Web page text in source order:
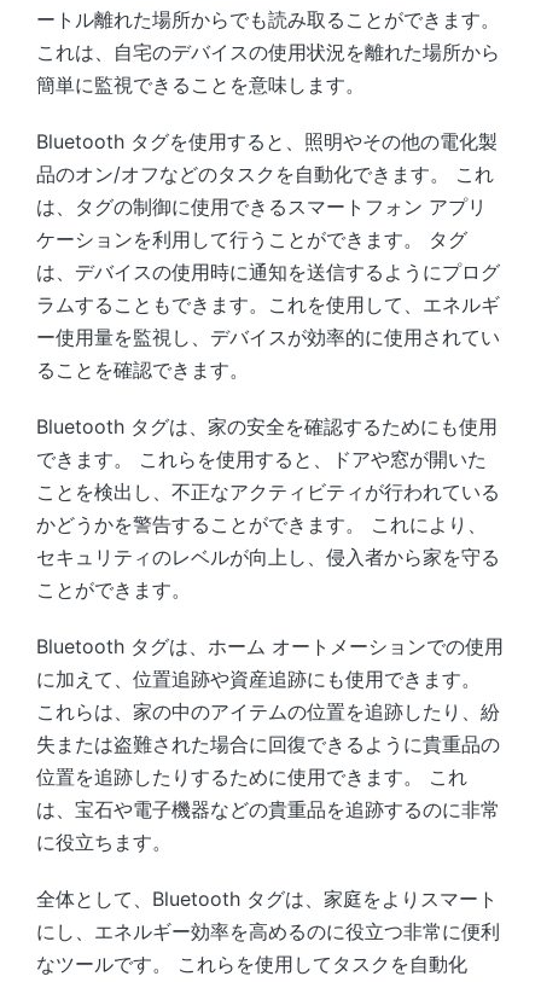
ートル離れた場所からでも読み取ることができます。
これは、自宅のデバイスの使用状況を離れた場所から
簡単に監視できることを意味します。
Bluetooth タグを使用すると、照明やその他の電化製
品のオン/オフなどのタスクを自動化できます。 これ
は、タグの制御に使用できるスマートフォン アプリ
ケーションを利用して行うことができます。 タグ
は、デバイスの使用時に通知を送信するようにプログ
ラムすることもできます。これを使用して、エネルギ
ー使用量を監視し、デバイスが効率的に使用されてい
ることを確認できます。
Bluetooth タグは、家の安全を確認するためにも使用
できます。 これらを使用すると、ドアや窓が開いた
ことを検出し、不正なアクティビティが行われている
かどうかを警告することができます。 これにより、
セキュリティのレベルが向上し、侵入者から家を守る
ことができます。
Bluetooth タグは、ホーム オートメーションでの使用
に加えて、位置追跡や資産追跡にも使用できます。
これらは、家の中のアイテムの位置を追跡したり、紛
失または盗難された場合に回復できるように貴重品の
位置を追跡したりするために使用できます。 これ
は、宝石や電子機器などの貴重品を追跡するのに非常
に役立ちます。
全体として、Bluetooth タグは、家庭をよりスマート
にし、エネルギー効率を高めるのに役立つ非常に便利
なツールです。 これらを使用してタスクを自動化